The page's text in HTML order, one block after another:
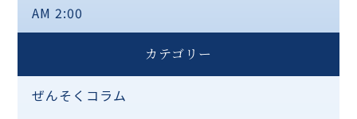
AM 2:00
カテゴリー
ぜんそくコラム